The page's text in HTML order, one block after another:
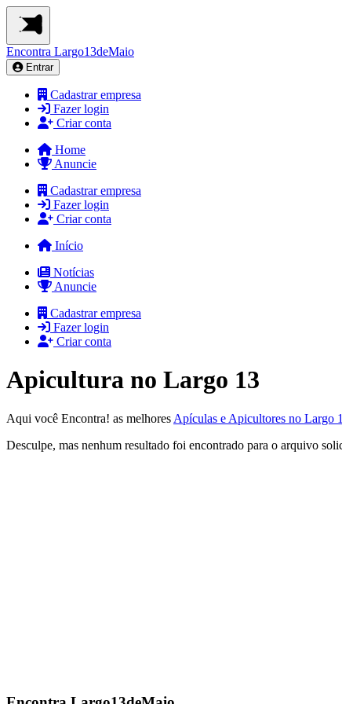
Encontra Largo13deMaio
Entrar
Cadastrar empresa
Fazer login
Criar conta
Home
Anuncie
Cadastrar empresa
Fazer login
Criar conta
Início
Notícias
Anuncie
Cadastrar empresa
Fazer login
Criar conta
Apicultura no Largo 13
Aqui você Encontra! as melhores Apículas e Apicultores no Largo
Desculpe, mas nenhum resultado foi encontrado para o arquivo